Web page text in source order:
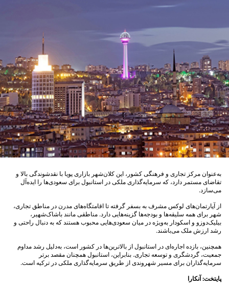
به‌عنوان مرکز تجاری و فرهنگی کشور، این کلان‌شهر بازاری پویا با نقدشوندگی بالا و
تقاضای مستمر دارد، که سرمایه‌گذاری ملکی در استانبول برای سعودی‌ها را ایده‌آل
می‌سازد.
از آپارتمان‌های لوکس مشرف به بسفر گرفته تا اقامتگاه‌های مدرن در مناطق تجاری،
شهر برای همه سلیقه‌ها و بودجه‌ها گزینه‌هایی دارد. مناطقی مانند باشاک‌شهیر،
بیلیک‌دوزو و اسکودار به‌ویژه در میان سعودی‌هایی محبوب هستند که به دنبال راحتی و
رشد ارزش ملک می‌باشند.
همچنین، بازده اجاره‌ای در استانبول از بالاترین‌ها در کشور است، به‌دلیل رشد مداوم
جمعیت، گردشگری و توسعه تجاری. بنابراین، استانبول همچنان مقصد برتر
سرمایه‌گذاران برای مسیر شهروندی از طریق سرمایه‌گذاری ملکی در ترکیه است.
پایتخت: آنکارا